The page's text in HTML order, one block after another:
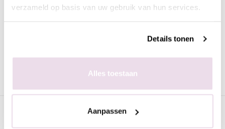
verzameld op basis van uw gebruik van hun services.
Details tonen
Alles toestaan
Aanpassen
Cellulose, de belangrijkste bouwsteen van celwanden in planten,
Ingrediënten: Cellulose, Aluminum, Acrylates Copolymer,